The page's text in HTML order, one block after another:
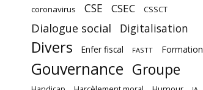
coronavirus CSE CSEC CSSCT
Dialogue social Digitalisation
Divers Enfer fiscal FASTT Formation
Gouvernance Groupe